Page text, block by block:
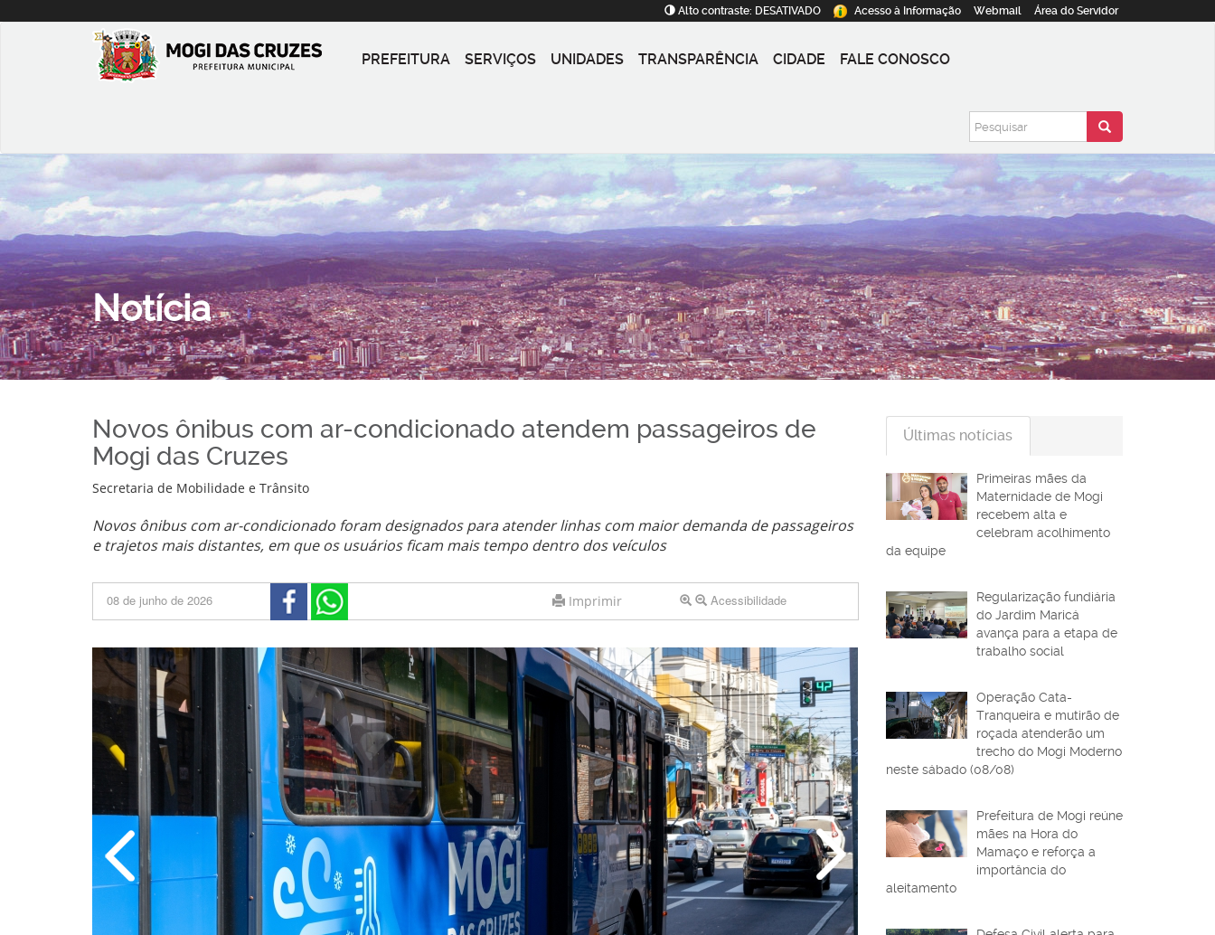
Alto contraste: DESATIVADO Acesso à Informação Webmail Área do Servidor
PREFEITURA SERVIÇOS UNIDADES TRANSPARÊNCIA CIDADE FALE CONOSCO
Notícia
Novos ônibus com ar-condicionado atendem passageiros de
Mogi das Cruzes
Secretaria de Mobilidade e Trânsito
Novos ônibus com ar-condicionado foram designados para atender linhas com maior demanda de passageiros
e trajetos mais distantes, em que os usuários ficam mais tempo dentro dos veículos
08 de junho de 2026 Imprimir Acessibilidade
Últimas notícias
Primeiras mães da
Maternidade de Mogi
recebem alta e
celebram acolhimento
da equipe
Regularização fundiária
do Jardim Maricá
avança para a etapa de
trabalho social
Operação Cata-
Tranqueira e mutirão de
roçada atenderão um
trecho do Mogi Moderno
neste sábado (08/08)
Prefeitura de Mogi reúne
mães na Hora do
Mamaço e reforça a
importância do
aleitamento